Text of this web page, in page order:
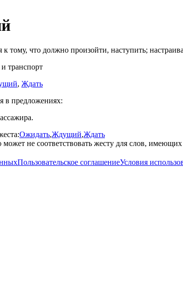
тому, что должно произойти, наступить;
транспорт
, Ждать
в предложениях:
Ожидать,Ждущий,Ждать
не соответствовать жесту для слов, имеющих
Пользовательское соглашениеУсловия